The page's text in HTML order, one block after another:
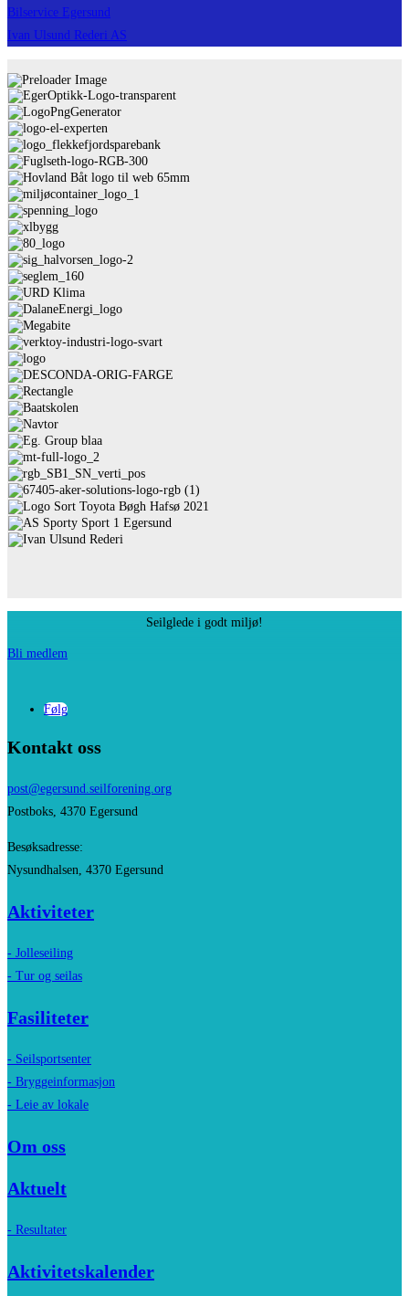
Bilservice Egersund
Ivan Ulsund Rederi AS
Seilglede i godt miljø!
Bli medlem
Følg
Kontakt oss
post@egersund. seilforening.org
Postboks, 4370 Egersund
Besøksadresse:
Nysundhalsen, 4370 Egersund
Aktiviteter
- Jolleseiling
- Tur og seilas
Fasiliteter
- Seilsportsenter
- Bryggeinformasjon
- Leie av lokale
Om oss
Aktuelt
- Resultater
Aktivitetskalender